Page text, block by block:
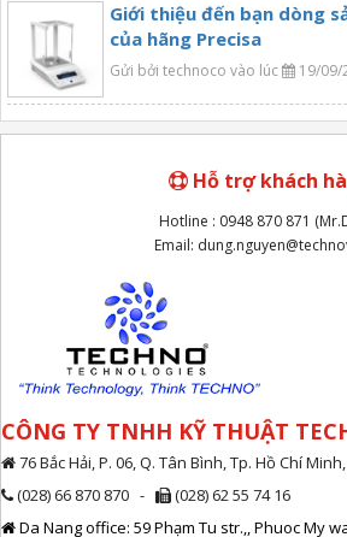
Giới thiệu đến bạn dòng
của hãng Precisa
Gửi bởi technoco vào lúc 19/09/
Hỗ trợ khách
Hotline : 0948 870 871
Email:
CÔNG TY TNHH KỸ THUẬT
76 Bắc Hải, P. 06, Q. Tân Bình, Tp. Hồ Chí
(028) 66 870 870 -
(028) 62 55 74 16
Da Nang office: 59 Phạm Tu str.,, Phuoc My